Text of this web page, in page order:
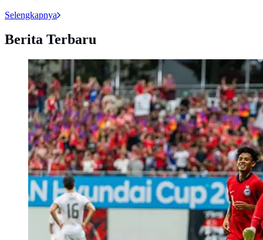
Selengkapnya
Berita Terbaru